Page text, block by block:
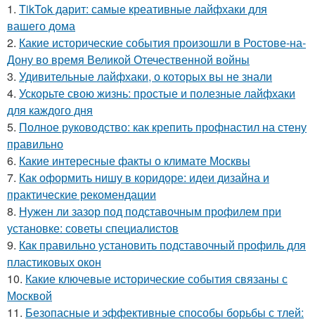
1. TikTok дарит: самые креативные лайфхаки для
вашего дома
2. Какие исторические события произошли в Ростове-на-
Дону во время Великой Отечественной войны
3. Удивительные лайфхаки, о которых вы не знали
4. Ускорьте свою жизнь: простые и полезные лайфхаки
для каждого дня
5. Полное руководство: как крепить профнастил на стену
правильно
6. Какие интересные факты о климате Москвы
7. Как оформить нишу в коридоре: идеи дизайна и
практические рекомендации
8. Нужен ли зазор под подставочным профилем при
установке: советы специалистов
9. Как правильно установить подставочный профиль для
пластиковых окон
10. Какие ключевые исторические события связаны с
Москвой
11. Безопасные и эффективные способы борьбы с тлей: